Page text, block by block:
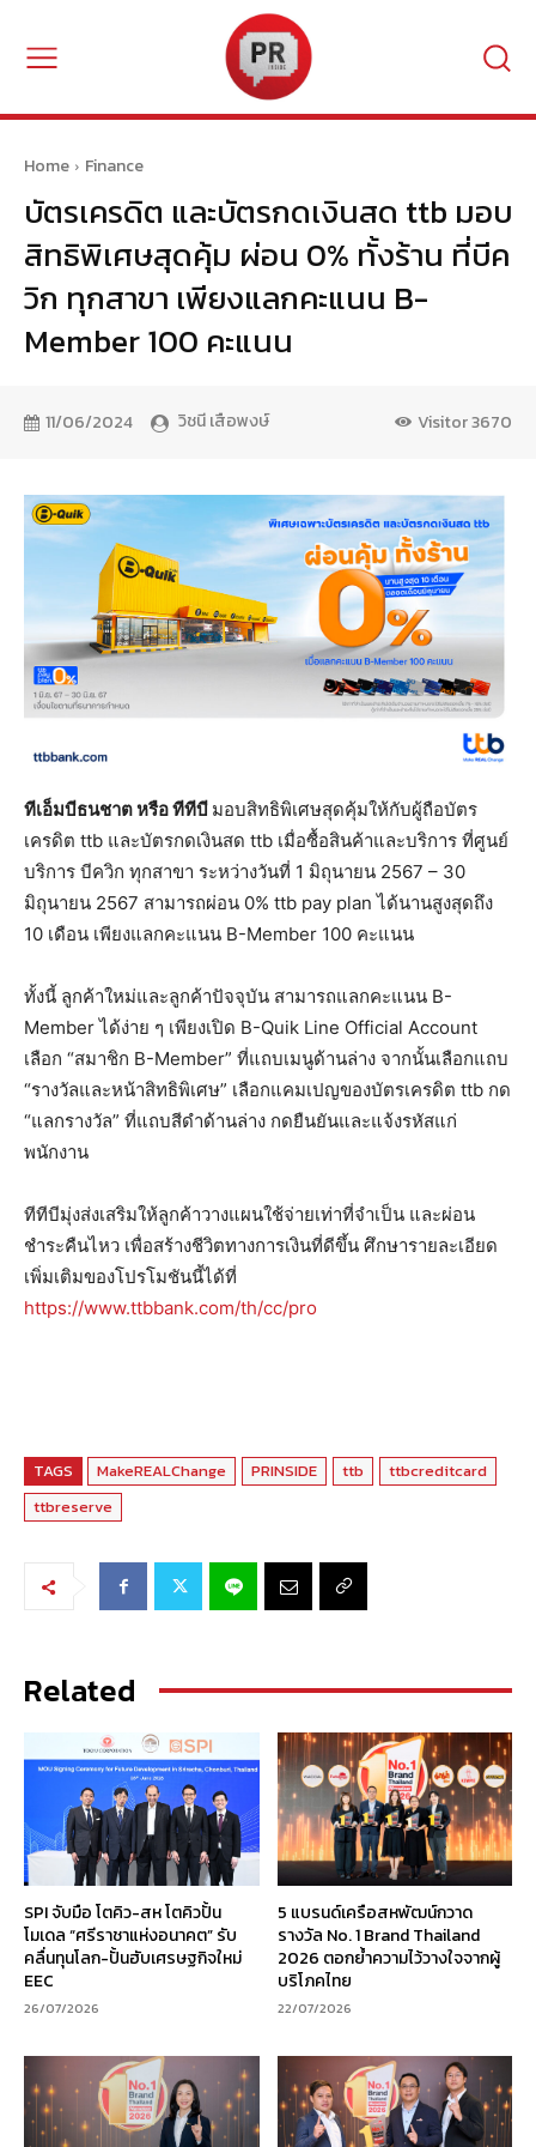
Home Finance
บัตรเครดิต และบัตรกดเงินสด ttb มอบ
สิทธิพิเศษสุดคุ้ม ผ่อน 0% ทั้งร้าน ที่บีค
วิก ทุกสาขา เพียงแลกคะแนน B-
Member 100 คะแนน
11/06/2024 วิชนี เสือพงษ์ Visitor3670
ทีเอ็มบีธนชาต หรือ ทีทีบี มอบสิทธิพิเศษสุดคุ้มให้กับผู้ถือบัตร
เครดิต ttb และบัตรกดเงินสด ttb เมื่อซื้อสินค้าและบริการ ที่ศูนย์
บริการ บีควิก ทุกสาขา ระหว่างวันที่ 1 มิถุนายน 2567 – 30
มิถุนายน 2567 สามารถผ่อน 0% ttb pay plan ได้นานสูงสุดถึง
10 เดือน เพียงแลกคะแนน B-Member 100 คะแนน
ทั้งนี้ ลูกค้าใหม่และลูกค้าปัจจุบัน สามารถแลกคะแนน B-
Member ได้ง่าย ๆ เพียงเปิด B-Quik Line Official Account
เลือก “สมาชิก B-Member” ที่แถบเมนูด้านล่าง จากนั้นเลือกแถบ
“รางวัลและหน้าสิทธิพิเศษ” เลือกแคมเปญของบัตรเครดิต ttb กด
“แลกรางวัล” ที่แถบสีดำด้านล่าง กดยืนยันและแจ้งรหัสแก่
พนักงาน
ทีทีบีมุ่งส่งเสริมให้ลูกค้าวางแผนใช้จ่ายเท่าที่จำเป็น และผ่อน
ชำระคืนไหว เพื่อสร้างชีวิตทางการเงินที่ดีขึ้น ศึกษารายละเอียด
เพิ่มเติมของโปรโมชันนี้ได้ที่
https://www.ttbbank.com/th/cc/pro
TAGS MakeREALChange PRINSIDE ttb
ttbcreditcard
ttbreserve
Related
SPI จับมือ โตคิว-สห โตคิวปั้น
โมเดล “ศรีราชาแห่งอนาคต” รับ
คลื่นทุนโลก-ปั้นฮับเศรษฐกิจใหม่
EEC
26/07/2026
5 แบรนด์เครือสหพัฒน์กวาด
รางวัล No. 1 Brand Thailand
2026 ตอกย้ำความไว้วางใจจากผู้
บริโภคไทย
22/07/2026